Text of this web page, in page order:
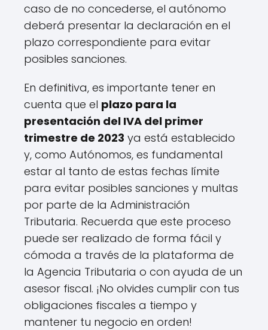
caso de no concederse, el autónomo
deberá presentar la declaración en el
plazo correspondiente para evitar
posibles sanciones.
En definitiva, es importante tener en
cuenta que el plazo para la
presentación del IVA del primer
trimestre de 2023 ya está establecido
y, como Autónomos, es fundamental
estar al tanto de estas fechas límite
para evitar posibles sanciones y multas
por parte de la Administración
Tributaria. Recuerda que este proceso
puede ser realizado de forma fácil y
cómoda a través de la plataforma de
la Agencia Tributaria o con ayuda de un
asesor fiscal. ¡No olvides cumplir con tus
obligaciones fiscales a tiempo y
mantener tu negocio en orden!